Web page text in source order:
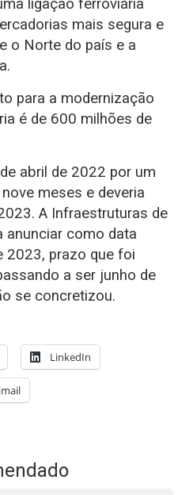
ligação ferroviária
mais segura e
o Norte do país e a
para a modernização
é de 600 milhões de
abril de 2022 por um
meses e deveria
A Infraestruturas de
anunciar como data
2023, prazo que foi
a ser junho de
se concretizou.
LinkedIn